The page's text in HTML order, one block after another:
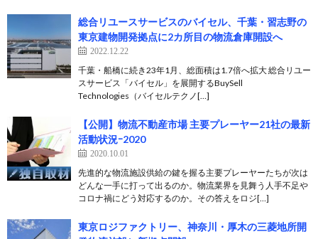
総合リユースサービスのバイセル、千葉・習志野の
東京建物開発拠点に2カ所目の物流倉庫開設へ
2022.12.22
千葉・船橋に続き23年1月、総面積は1.7倍へ拡大 総合リユー
スサービス「バイセル」を展開するBuySell
Technologies（バイセルテクノ[…]
【公開】物流不動産市場 主要プレーヤー21社の最新
活動状況ｰ2020
2020.10.01
先進的な物流施設供給の鍵を握る主要プレーヤーたちが次は
どんな一手に打って出るのか。物流業界を見舞う人手不足や
コロナ禍にどう対応するのか。その答えをロジ[…]
東京ロジファクトリー、神奈川・厚木の三菱地所開